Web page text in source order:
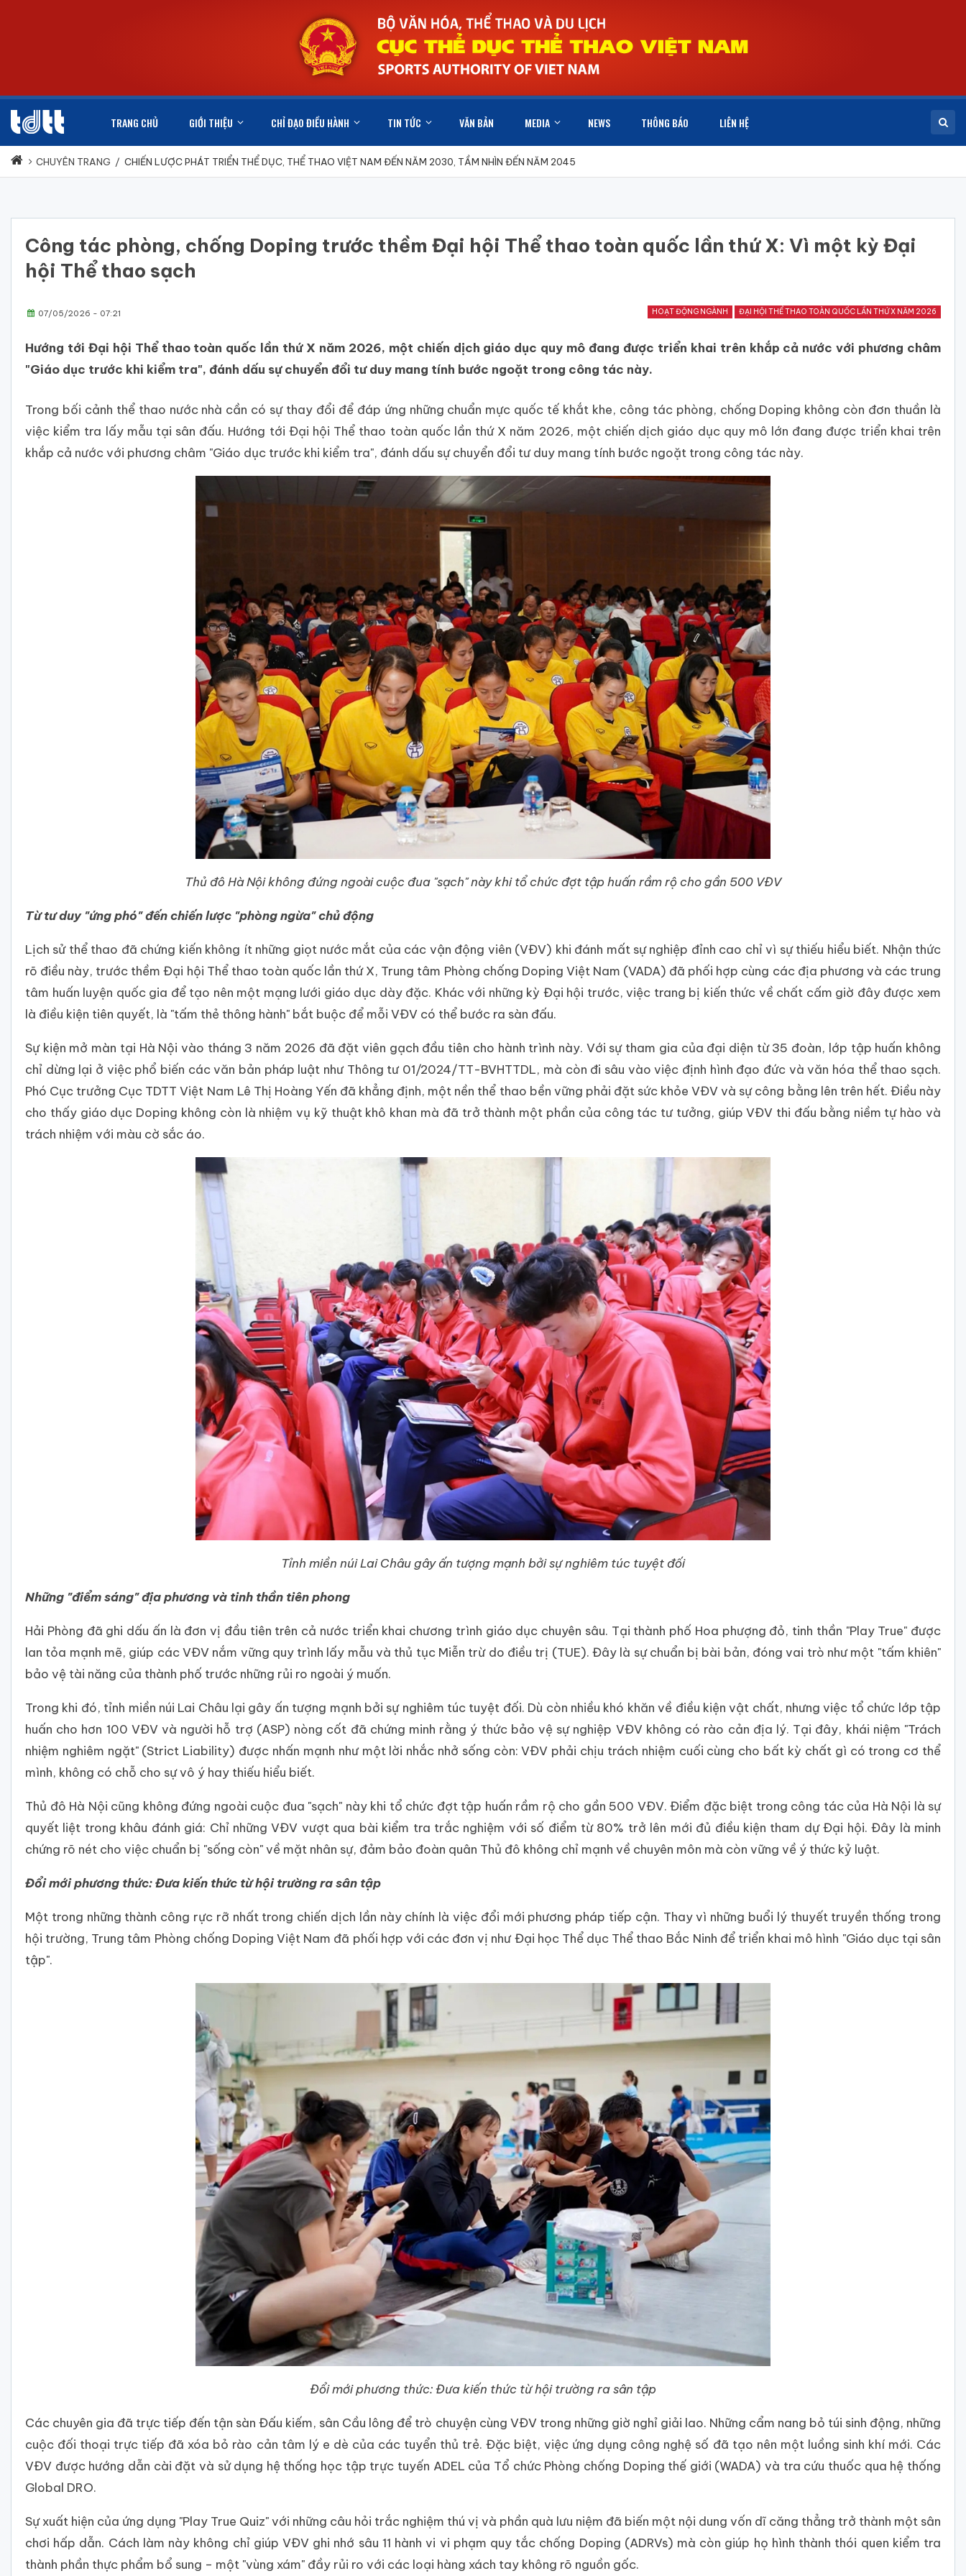
TRANG CHỦ GIỚI THIỆU CHỈ ĐẠO ĐIỀU HÀNH TIN TỨC VĂN BẢN MEDIA NEWS THÔNG BÁO LIÊN HỆ
CHUYÊN TRANG / CHIẾN LƯỢC PHÁT TRIỂN THỂ DỤC, THỂ THAO VIỆT NAM ĐẾN NĂM 2030, TẦM NHÌN ĐẾN NĂM 2045
Công tác phòng, chống Doping trước thềm Đại hội Thể thao toàn quốc lần thứ X: Vì một kỳ Đại
hội Thể thao sạch
HOẠT ĐỘNG NGÀNH ĐẠI HỘI THỂ THAO TOÀN QUỐC LẦN THỨ X NĂM 2026
07/05/2026 - 07:21
Hướng tới Đại hội Thể thao toàn quốc lần thứ X năm 2026, một chiến dịch giáo dục quy mô đang được triển khai trên khắp cả nước với phương châm
"Giáo dục trước khi kiểm tra", đánh dấu sự chuyển đổi tư duy mang tính bước ngoặt trong công tác này.
Trong bối cảnh thể thao nước nhà cần có sự thay đổi để đáp ứng những chuẩn mực quốc tế khắt khe, công tác phòng, chống Doping không còn đơn thuần là
việc kiểm tra lấy mẫu tại sân đấu. Hướng tới Đại hội Thể thao toàn quốc lần thứ X năm 2026, một chiến dịch giáo dục quy mô lớn đang được triển khai trên
khắp cả nước với phương châm "Giáo dục trước khi kiểm tra", đánh dấu sự chuyển đổi tư duy mang tính bước ngoặt trong công tác này.
Thủ đô Hà Nội không đứng ngoài cuộc đua "sạch" này khi tổ chức đợt tập huấn rầm rộ cho gần 500 VĐV
Từ tư duy "ứng phó" đến chiến lược "phòng ngừa" chủ động
Lịch sử thể thao đã chứng kiến không ít những giọt nước mắt của các vận động viên (VĐV) khi đánh mất sự nghiệp đỉnh cao chỉ vì sự thiếu hiểu biết. Nhận thức
rõ điều này, trước thềm Đại hội Thể thao toàn quốc lần thứ X, Trung tâm Phòng chống Doping Việt Nam (VADA) đã phối hợp cùng các địa phương và các trung
tâm huấn luyện quốc gia để tạo nên một mạng lưới giáo dục dày đặc. Khác với những kỳ Đại hội trước, việc trang bị kiến thức về chất cấm giờ đây được xem
là điều kiện tiên quyết, là "tấm thẻ thông hành" bắt buộc để mỗi VĐV có thể bước ra sàn đấu.
Sự kiện mở màn tại Hà Nội vào tháng 3 năm 2026 đã đặt viên gạch đầu tiên cho hành trình này. Với sự tham gia của đại diện từ 35 đoàn, lớp tập huấn không
chỉ dừng lại ở việc phổ biến các văn bản pháp luật như Thông tư 01/2024/TT-BVHTTDL, mà còn đi sâu vào việc định hình đạo đức và văn hóa thể thao sạch.
Phó Cục trưởng Cục TDTT Việt Nam Lê Thị Hoàng Yến đã khẳng định, một nền thể thao bền vững phải đặt sức khỏe VĐV và sự công bằng lên trên hết. Điều này
cho thấy giáo dục Doping không còn là nhiệm vụ kỹ thuật khô khan mà đã trở thành một phần của công tác tư tưởng, giúp VĐV thi đấu bằng niềm tự hào và
trách nhiệm với màu cờ sắc áo.
Tỉnh miền núi Lai Châu gây ấn tượng mạnh bởi sự nghiêm túc tuyệt đối
Những "điểm sáng" địa phương và tinh thần tiên phong
Hải Phòng đã ghi dấu ấn là đơn vị đầu tiên trên cả nước triển khai chương trình giáo dục chuyên sâu. Tại thành phố Hoa phượng đỏ, tinh thần "Play True" được
lan tỏa mạnh mẽ, giúp các VĐV nắm vững quy trình lấy mẫu và thủ tục Miễn trừ do điều trị (TUE). Đây là sự chuẩn bị bài bản, đóng vai trò như một "tấm khiên"
bảo vệ tài năng của thành phố trước những rủi ro ngoài ý muốn.
Trong khi đó, tỉnh miền núi Lai Châu lại gây ấn tượng mạnh bởi sự nghiêm túc tuyệt đối. Dù còn nhiều khó khăn về điều kiện vật chất, nhưng việc tổ chức lớp tập
huấn cho hơn 100 VĐV và người hỗ trợ (ASP) nòng cốt đã chứng minh rằng ý thức bảo vệ sự nghiệp VĐV không có rào cản địa lý. Tại đây, khái niệm "Trách
nhiệm nghiêm ngặt" (Strict Liability) được nhấn mạnh như một lời nhắc nhở sống còn: VĐV phải chịu trách nhiệm cuối cùng cho bất kỳ chất gì có trong cơ thể
mình, không có chỗ cho sự vô ý hay thiếu hiểu biết.
Thủ đô Hà Nội cũng không đứng ngoài cuộc đua "sạch" này khi tổ chức đợt tập huấn rầm rộ cho gần 500 VĐV. Điểm đặc biệt trong công tác của Hà Nội là sự
quyết liệt trong khâu đánh giá: Chỉ những VĐV vượt qua bài kiểm tra trắc nghiệm với số điểm từ 80% trở lên mới đủ điều kiện tham dự Đại hội. Đây là minh
chứng rõ nét cho việc chuẩn bị "sống còn" về mặt nhân sự, đảm bảo đoàn quân Thủ đô không chỉ mạnh về chuyên môn mà còn vững về ý thức kỷ luật.
Đổi mới phương thức: Đưa kiến thức từ hội trường ra sân tập
Một trong những thành công rực rỡ nhất trong chiến dịch lần này chính là việc đổi mới phương pháp tiếp cận. Thay vì những buổi lý thuyết truyền thống trong
hội trường, Trung tâm Phòng chống Doping Việt Nam đã phối hợp với các đơn vị như Đại học Thể dục Thể thao Bắc Ninh để triển khai mô hình "Giáo dục tại sân
tập".
Đổi mới phương thức: Đưa kiến thức từ hội trường ra sân tập
Các chuyên gia đã trực tiếp đến tận sàn Đấu kiếm, sân Cầu lông để trò chuyện cùng VĐV trong những giờ nghỉ giải lao. Những cẩm nang bỏ túi sinh động, những
cuộc đối thoại trực tiếp đã xóa bỏ rào cản tâm lý e dè của các tuyển thủ trẻ. Đặc biệt, việc ứng dụng công nghệ số đã tạo nên một luồng sinh khí mới. Các
VĐV được hướng dẫn cài đặt và sử dụng hệ thống học tập trực tuyến ADEL của Tổ chức Phòng chống Doping thế giới (WADA) và tra cứu thuốc qua hệ thống
Global DRO.
Sự xuất hiện của ứng dụng "Play True Quiz" với những câu hỏi trắc nghiệm thú vị và phần quà lưu niệm đã biến một nội dung vốn dĩ căng thẳng trở thành một sân
chơi hấp dẫn. Cách làm này không chỉ giúp VĐV ghi nhớ sâu 11 hành vi vi phạm quy tắc chống Doping (ADRVs) mà còn giúp họ hình thành thói quen kiểm tra
thành phần thực phẩm bổ sung – một "vùng xám" đầy rủi ro với các loại hàng xách tay không rõ nguồn gốc.